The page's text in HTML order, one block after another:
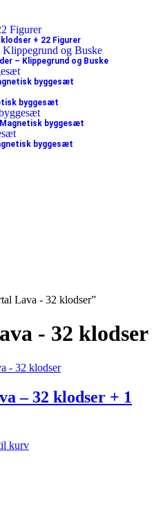
+ 22 Figurer
– Klippegrund og Buske
byggesæt
byggesæt
byggesæt
byggesæt
Lava - 32 klodser”
- 32 klodser
– 32 klodser + 1
kurv